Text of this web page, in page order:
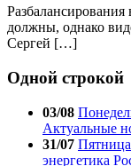
должны, однако
Сергей […]
Одной строкой
03/08
Актуальные
31/07 Пятница
энергетика